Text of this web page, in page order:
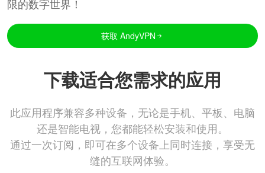
限的数字世界！
获取 AndyVPN
下载适合您需求的应用
此应用程序兼容多种设备，无论是手机、平板、电脑
还是智能电视，您都能轻松安装和使用。
通过一次订阅，即可在多个设备上同时连接，享受无
缝的互联网体验。